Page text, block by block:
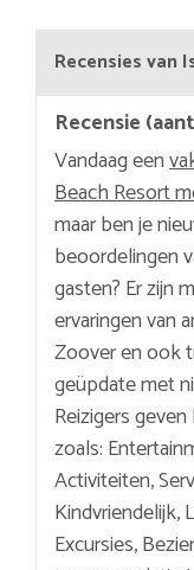
Recensies van
Recensie
Vandaag een
Beach Resort
maar ben je
beoordelingen
gasten? Er zijn
ervaringen van
Zoover en ook
geüpdate met
Reizigers
zoals:
Activiteiten,
Kindvriendelijk,
Excursies,